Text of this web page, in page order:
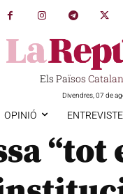
Els Països
Divendres, 07 de
OPINIÓ
“tot